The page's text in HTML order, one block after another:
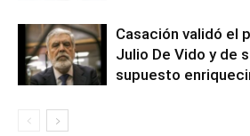
Casación validó el
Julio De Vido y de
supuesto